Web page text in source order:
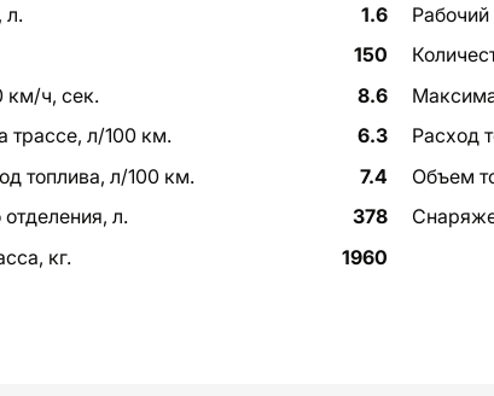
л.
1.6
150
км/ч, сек.
8.6
трассе, л/100 км.
6.3 Расход
топлива, л/100 км.
7.4 Объем
л.
378
кг.
1960